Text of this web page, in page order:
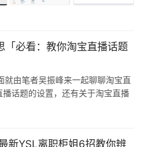
「必看：教你淘宝直播话题
就由笔者吴振峰来一起聊聊淘宝直
话题的设置，还有关于淘宝直播
掌握！你离大牛越来越近了！ 前
新YSL离职柜姐6招教你辨